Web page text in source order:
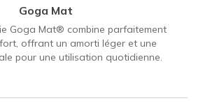
Goga Mat
Goga Mat® combine parfaitement
offrant un amorti léger et une
pour une utilisation quotidienne.